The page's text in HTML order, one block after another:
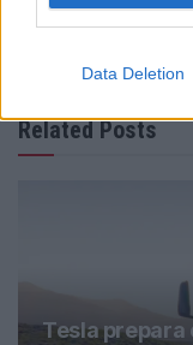
Data Deletion
Related Posts
Tesla prepara